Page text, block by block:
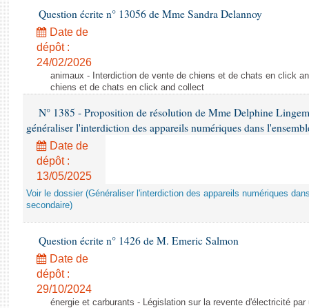
Question écrite n° 13056 de Mme Sandra Delannoy
Date de
dépôt :
24/02/2026
animaux - Interdiction de vente de chiens et de chats en click
chiens et de chats en click and collect
N° 1385 - Proposition de résolution de Mme Delphine
généraliser l'interdiction des appareils numériques dans
Date de
dépôt :
13/05/2025
Voir le dossier (Généraliser l'interdiction des appareils numériques
secondaire)
Question écrite n° 1426 de M. Emeric Salmon
Date de
dépôt :
29/10/2024
énergie et carburants - Législation sur la revente d'électricité